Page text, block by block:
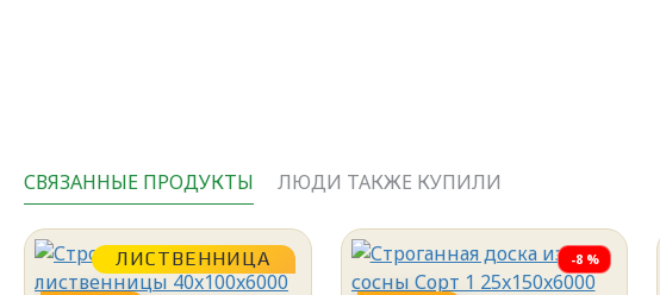
СВЯЗАННЫЕ ПРОДУКТЫ ЛЮДИ ТАКЖЕ КУПИЛИ
ЛИСТВЕННИЦА -8 %